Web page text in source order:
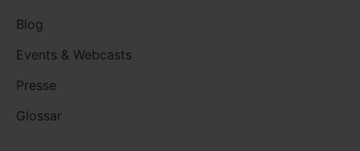
Blog
Events & Webcasts
Presse
Glossar